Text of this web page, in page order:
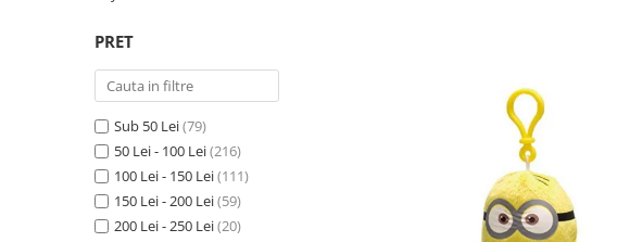
PRET
Sub 50 Lei(79)
50 Lei - 100 Lei(216)
100 Lei - 150 Lei(111)
150 Lei - 200 Lei(59)
200 Lei - 250 Lei(20)